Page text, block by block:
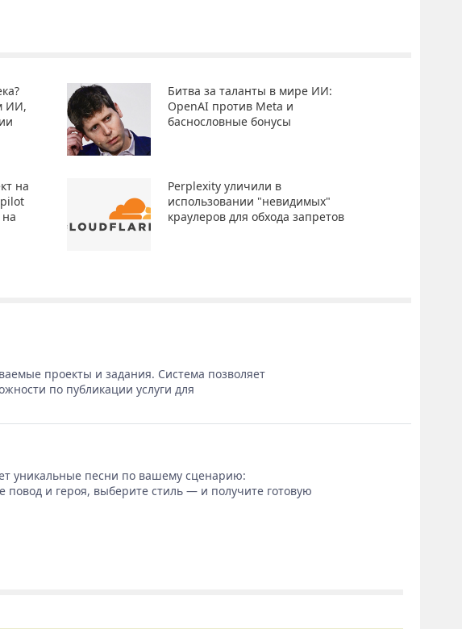
ИИ,
Битва за таланты в мире ИИ:
OpenAI против Meta и
баснословные бонусы
на
Perplexity уличили в
использовании "невидимых"
краулеров для обхода запретов
проекты и задания. Система позволяет
по публикации услуги для
уникальные песни по вашему сценарию:
и героя, выберите стиль — и получите готовую